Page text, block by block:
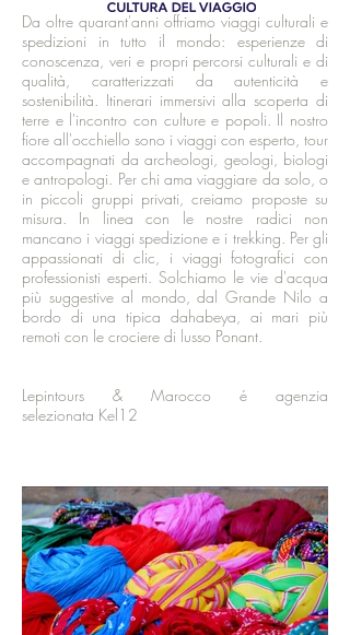
Da oltre quarant'anni offriamo viaggi culturali e
spedizioni in tutto il mondo: esperienze di
conoscenza, veri e propri percorsi culturali e di
qualità, caratterizzati da autenticità e
sostenibilità. Itinerari immersivi alla scoperta di
terre e l'incontro con culture e popoli. Il nostro
fiore all'occhiello sono i viaggi con esperto, tour
accompagnati da archeologi, geologi, biologi
e antropologi. Per chi ama viaggiare da solo, o
in piccoli gruppi privati, creiamo proposte su
misura. In linea con le nostre radici non
mancano i viaggi spedizione e i trekking. Per gli
appassionati di clic, i viaggi fotografici con
professionisti esperti. Solchiamo le vie d'acqua
più suggestive al mondo, dal Grande Nilo a
bordo di una tipica dahabeya, ai mari più
remoti con le crociere di lusso Ponant.
Lepintours & Marocco é agenzia
selezionata Kel12